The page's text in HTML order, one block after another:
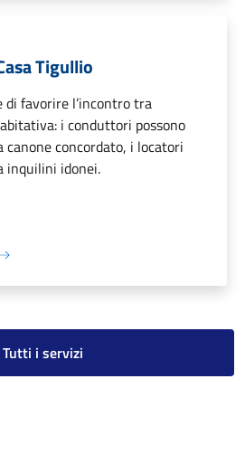
Tigullio
favorire l’incontro tra
i conduttori possono
canone concordato, i locatori
inquilini idonei.
Tutti i servizi